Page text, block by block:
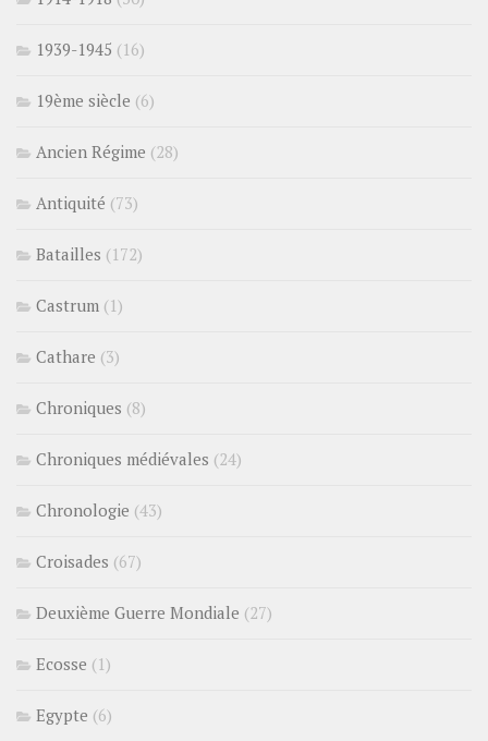
1939-1945 (16)
19ème siècle (6)
Ancien Régime (28)
Antiquité (73)
Batailles (172)
Castrum (1)
Cathare (3)
Chroniques (8)
Chroniques médiévales (24)
Chronologie (43)
Croisades (67)
Deuxième Guerre Mondiale (27)
Ecosse (1)
Egypte (6)